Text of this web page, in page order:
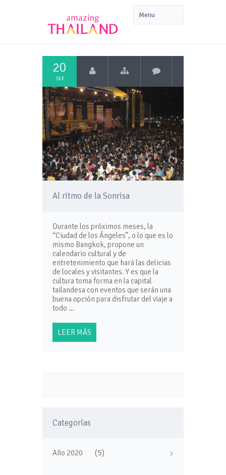
20
SEP
Al ritmo de la Sonrisa
Durante los próximos meses, la
“Ciudad de los Ángeles”, o lo que es lo
mismo Bangkok, propone un
calendario cultural y de
entretenimiento que hará las delicias
de locales y visitantes. Y es que la
cultura toma forma en la capital
tailandesa con eventos que serán una
buena opción para disfrutar del viaje a
todo …
LEER MÁS
Categorías
Año 2020 (5)